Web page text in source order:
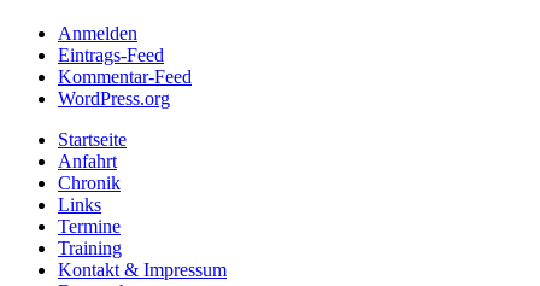
Anmelden
Eintrags-Feed
Kommentar-Feed
WordPress.org
Startseite
Anfahrt
Chronik
Links
Termine
Training
Kontakt & Impressum